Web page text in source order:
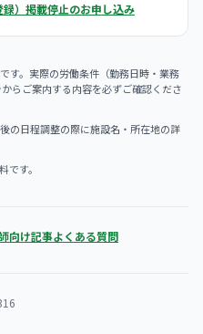
） 掲載停止のお申し込み
す。実際の労働条件（勤務日時・業務
らご案内する内容を必ずご確認くださ
の日程調整の際に施設名・所在地の詳
です。
向け記事よくある質問